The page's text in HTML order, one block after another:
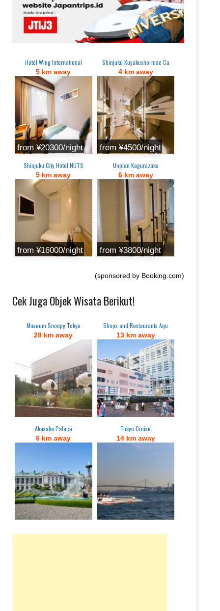
Hotel Wing International
5 km away
from ¥20300/night
Shinjuku Kuyakusho-mae Ca
4 km away
from ¥4500/night
Shinjuku City Hotel NUTS
5 km away
from ¥16000/night
Unplan Kagurazaka
6 km away
from ¥3800/night
(sponsored by Booking.com)
Cek Juga Objek Wisata Berikut!
Museum Snoopy Tokyo
28 km away
Shops and Restaurants Aqu
13 km away
Akasaka Palace
6 km away
Tokyo Cruise
14 km away